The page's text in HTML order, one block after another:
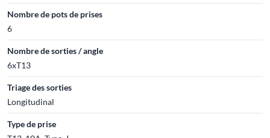
Nombre de pots de prises
6
Nombre de sorties / angle
6xT13
Triage des sorties
Longitudinal
Type de prise